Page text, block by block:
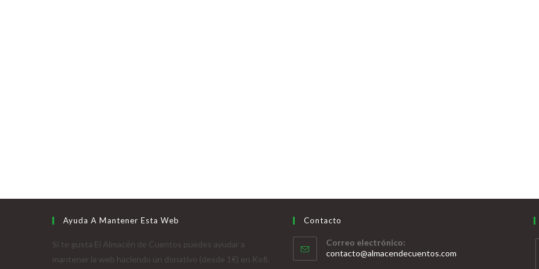
Ayuda A Mantener Esta Web
Si te gusta El Almacén de Cuentos puedes ayudar a
mantener la web haciendo un donativo (desde 1€) en Kofi.
Contacto
Correo electrónico:
contacto@almacendecuentos.com